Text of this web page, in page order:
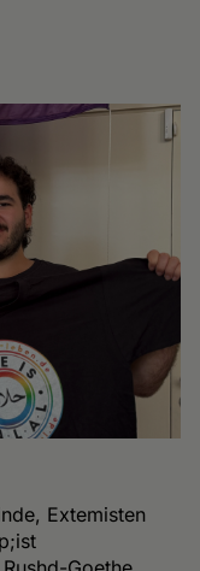
Extemisten